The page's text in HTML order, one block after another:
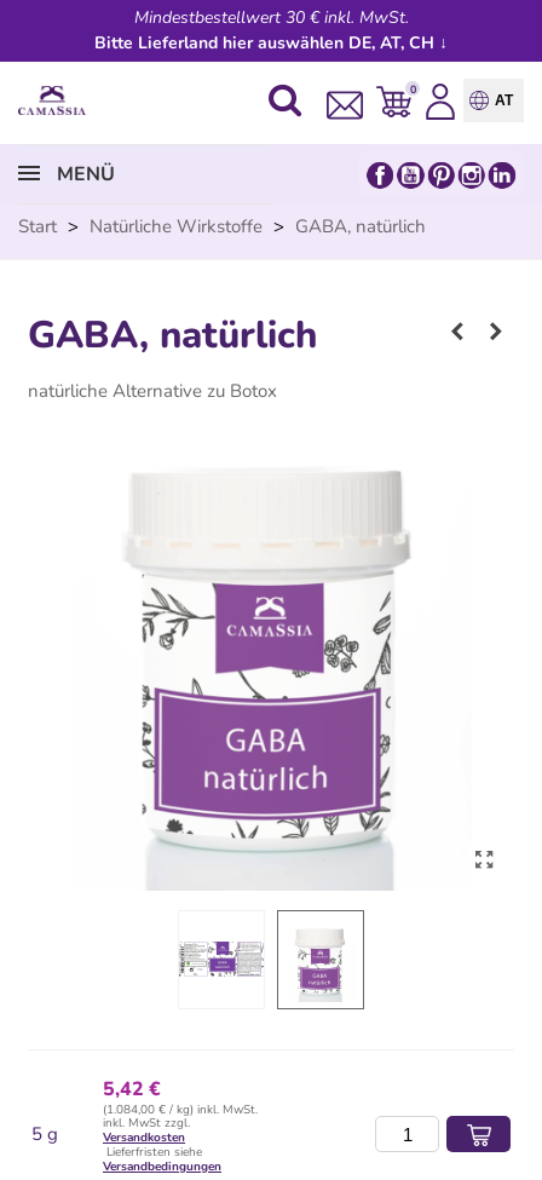
Mindestbestellwert 30 € inkl. MwSt.
Bitte Lieferland hier auswählen DE, AT, CH ↓
0
AT
MENÜ
Start > Natürliche Wirkstoffe > GABA, natürlich
GABA, natürlich
natürliche Alternative zu Botox
5 g
5,42 €
(1.084,00 € / kg) inkl. MwSt.
inkl. MwSt zzgl.
Versandkosten
Lieferfristen siehe
Versandbedingungen